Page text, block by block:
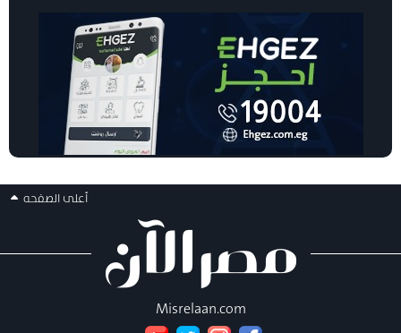
أعلى الصفحه
Misrelaan.com